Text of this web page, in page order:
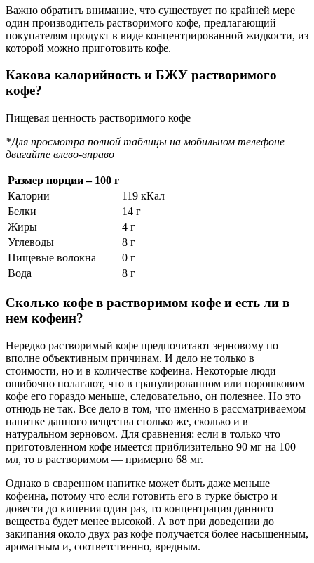
Важно обратить внимание, что существует по крайней мере
один производитель растворимого кофе, предлагающий
покупателям продукт в виде концентрированной жидкости, из
которой можно приготовить кофе.
Какова калорийность и БЖУ растворимого
кофе?
Пищевая ценность растворимого кофе
*Для просмотра полной таблицы на мобильном телефоне
двигайте влево-вправо
Размер порции – 100 г
Калории
119 кКал
Белки
14 г
Жиры
4 г
Углеводы
8 г
Пищевые волокна
0 г
Вода
8 г
Сколько кофе в растворимом кофе и есть ли в
нем кофеин?
Нередко растворимый кофе предпочитают зерновому по
вполне объективным причинам. И дело не только в
стоимости, но и в количестве кофеина. Некоторые люди
ошибочно полагают, что в гранулированном или порошковом
кофе его гораздо меньше, следовательно, он полезнее. Но это
отнюдь не так. Все дело в том, что именно в рассматриваемом
напитке данного вещества столько же, сколько и в
натуральном зерновом. Для сравнения: если в только что
приготовленном кофе имеется приблизительно 90 мг на 100
мл, то в растворимом — примерно 68 мг.
Однако в сваренном напитке может быть даже меньше
кофеина, потому что если готовить его в турке быстро и
довести до кипения один раз, то концентрация данного
вещества будет менее высокой. А вот при доведении до
закипания около двух раз кофе получается более насыщенным,
ароматным и, соответственно, вредным.